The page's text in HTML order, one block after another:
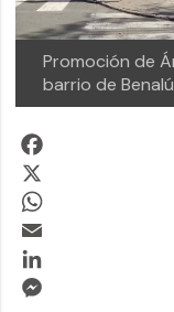
Promoción de
barrio de